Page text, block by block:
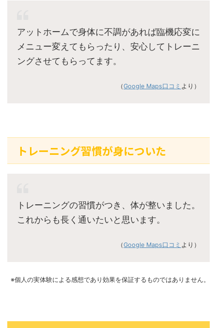
アットホームで身体に不調があれば臨機応変に
メニュー変えてもらったり、安心してトレーニ
ングさせてもらってます。
（Google Maps口コミ より）
トレーニング習慣が身についた
トレーニングの習慣がつき、体が整いました。
これからも長く通いたいと思います。
（Google Maps口コミ より）
※個人の実体験による感想であり効果を保証するものではありません。